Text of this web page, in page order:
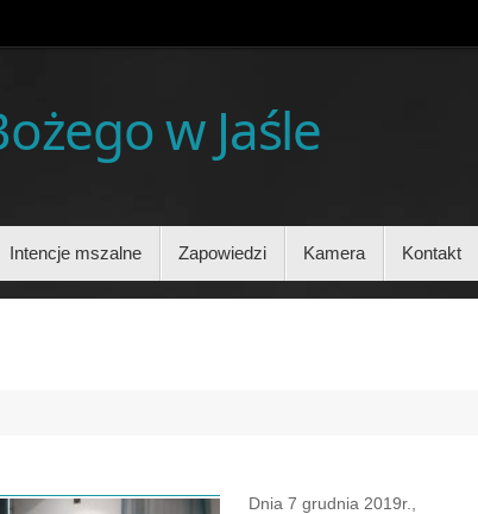
w Jaśle
Intencje mszalne Zapowiedzi Kamera Kontakt
Dnia 7 grudnia 2019r.,